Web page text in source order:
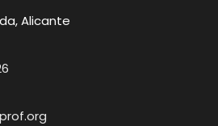
Alicante